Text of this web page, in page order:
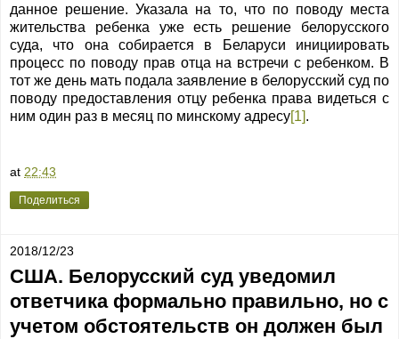
данное решение. Указала на то, что по поводу места
жительства ребенка уже есть решение белорусского
суда, что она собирается в Беларуси инициировать
процесс по поводу прав отца на встречи с ребенком. В
тот же день мать подала заявление в белорусский суд по
поводу предоставления отцу ребенка права видеться с
ним один раз в месяц по минскому адресу[1].
at 22:43
Поделиться
2018/12/23
США. Белорусский суд уведомил
ответчика формально правильно, но с
учетом обстоятельств он должен был